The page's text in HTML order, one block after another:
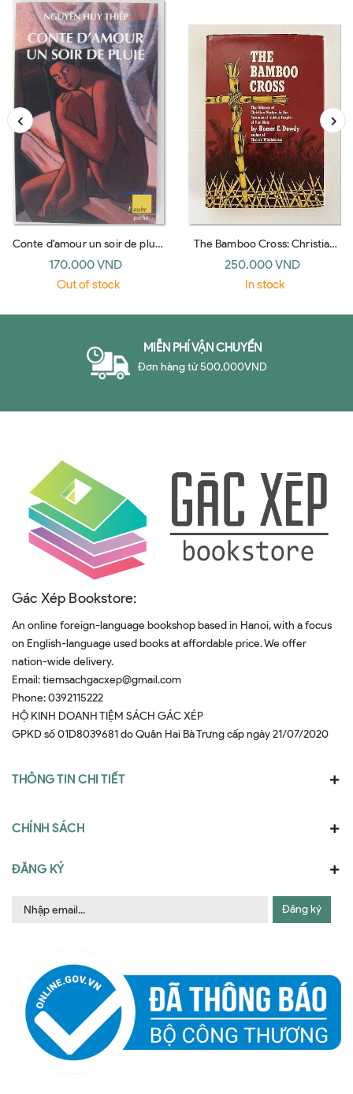
Conte d'amour un soir de pluie
(l'Aube)
170.000 VND
Out of stock
The Bamboo Cross: Christian
Witness in the Jungles of Viet
Nam
250.000 VND
In stock
MIỄN PHÍ VẬN CHUYỂN
Đơn hàng từ 500,000VND
Gác Xép Bookstore:
An online foreign-language bookshop based in Hanoi, with a focus
on English-language used books at affordable price. We offer
nation-wide delivery.
Email:tiemsachgacxep@gmail.com
Phone:0392115222
HỘ KINH DOANH TIỆM SÁCH GÁC XÉP
GPKD số 01D8039681 do Quân Hai Bà Trưng cấp ngày 21/07/2020
THÔNG TIN CHI TIẾT
CHÍNH SÁCH
ĐĂNG KÝ
Đăng ký